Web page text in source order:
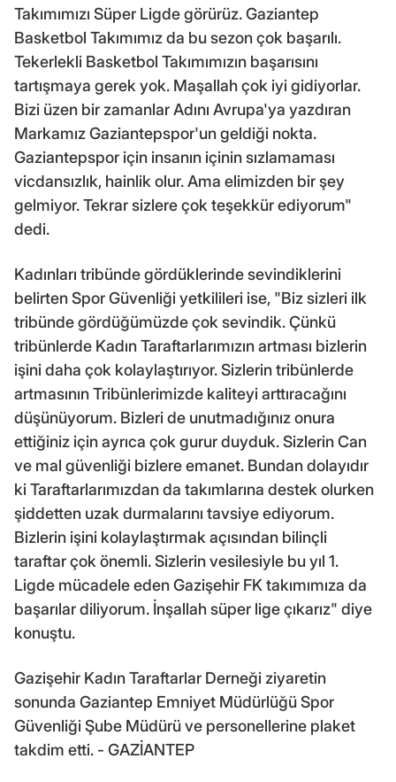
Takımımızı Süper Ligde görürüz. Gaziantep
Basketbol Takımımız da bu sezon çok başarılı.
Tekerlekli Basketbol Takımımızın başarısını
tartışmaya gerek yok. Maşallah çok iyi gidiyorlar.
Bizi üzen bir zamanlar Adını Avrupa'ya yazdıran
Markamız Gaziantepspor'un geldiği nokta.
Gaziantepspor için insanın içinin sızlamaması
vicdansızlık, hainlik olur. Ama elimizden bir şey
gelmiyor. Tekrar sizlere çok teşekkür ediyorum"
dedi.
Kadınları tribünde gördüklerinde sevindiklerini
belirten Spor Güvenliği yetkilileri ise, "Biz sizleri ilk
tribünde gördüğümüzde çok sevindik. Çünkü
tribünlerde Kadın Taraftarlarımızın artması bizlerin
işini daha çok kolaylaştırıyor. Sizlerin tribünlerde
artmasının Tribünlerimizde kaliteyi arttıracağını
düşünüyorum. Bizleri de unutmadığınız onura
ettiğiniz için ayrıca çok gurur duyduk. Sizlerin Can
ve mal güvenliği bizlere emanet. Bundan dolayıdır
ki Taraftarlarımızdan da takımlarına destek olurken
şiddetten uzak durmalarını tavsiye ediyorum.
Bizlerin işini kolaylaştırmak açısından bilinçli
taraftar çok önemli. Sizlerin vesilesiyle bu yıl 1.
Ligde mücadele eden Gazişehir FK takımımıza da
başarılar diliyorum. İnşallah süper lige çıkarız" diye
konuştu.
Gazişehir Kadın Taraftarlar Derneği ziyaretin
sonunda Gaziantep Emniyet Müdürlüğü Spor
Güvenliği Şube Müdürü ve personellerine plaket
takdim etti. - GAZİANTEP